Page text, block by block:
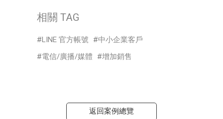
相關 TAG
LINE 官方帳號
中小企業客戶
電信/廣播/媒體
增加銷售
返回案例總覽